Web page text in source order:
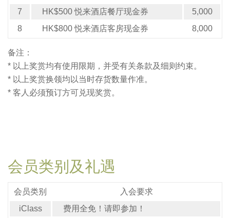
7
HK$500 悦来酒店餐厅现金券
5,000
8
HK$800 悦来酒店客房现金券 8,000
备注：
* 以上奖赏均有使用限期，并受有关条款及细则约束。
* 以上奖赏换领均以当时存货数量作准。
* 客人必须预订方可兑现奖赏。
会员类别及礼遇
会员类别
入会要求
iClass
费用全免！请即参加！